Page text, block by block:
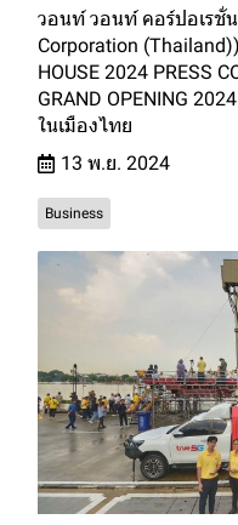
วอนท์ วอนท์ คอร์ปอเรชั่
Corporation
HOUSE 2024 PRESS
GRAND OPENING
ในเมืองไทย
13 พ.ย. 2024
Business